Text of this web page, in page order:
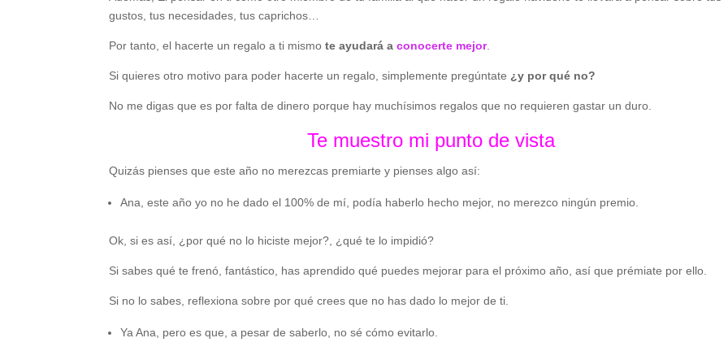
gustos, tus necesidades, tus caprichos…
Por tanto, el hacerte un regalo a ti mismote ayudará aconocerte mejor.
Si quieres otro motivo para poder hacerte un regalo, simplemente pregúntate ¿y por qué no?
No me digas que es por falta de dinero porque hay muchísimos regalos que no requieren gastar un duro.
Te muestro mi punto de vista
Quizás pienses que este año no merezcas premiarte y pienses algo así:
Ana, este año yo no he dado el 100% de mí, podía haberlo hecho mejor, no merezco ningún premio.
Ok, si es así, ¿por qué no lo hiciste mejor?, ¿qué te lo impidió?
Si sabes qué te frenó, fantástico, has aprendido qué puedes mejorar para el próximo año, así que prémiate por ello.
Si no lo sabes, reflexiona sobre por qué crees que no has dado lo mejor de ti.
Ya Ana, pero es que, a pesar de saberlo, no sé cómo evitarlo.